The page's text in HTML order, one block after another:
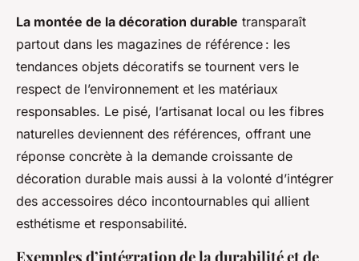
La montée de la décoration durable transparaît
partout dans les magazines de référence : les
tendances objets décoratifs se tournent vers le
respect de l’environnement et les matériaux
responsables. Le pisé, l’artisanat local ou les fibres
naturelles deviennent des références, offrant une
réponse concrète à la demande croissante de
décoration durable mais aussi à la volonté d’intégrer
des accessoires déco incontournables qui allient
esthétisme et responsabilité.
Exemples d’intégration de la durabilité et de